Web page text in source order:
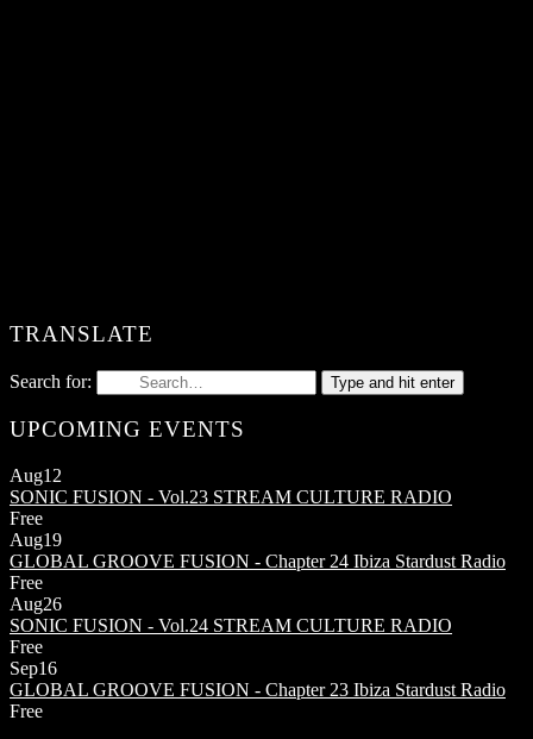
TRANSLATE
Search for: Type and hit enter
UPCOMING EVENTS
Aug12
SONIC FUSION - Vol.23 STREAM CULTURE RADIO
Free
Aug19
GLOBAL GROOVE FUSION - Chapter 24 Ibiza Stardust Radio
Free
Aug26
SONIC FUSION - Vol.24 STREAM CULTURE RADIO
Free
Sep16
GLOBAL GROOVE FUSION - Chapter 23 Ibiza Stardust Radio
Free